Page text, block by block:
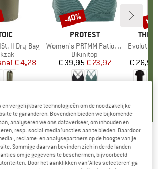
II Dry Bag
Prijs
Verlaagde prijs
€ 4,28
MERK
PROTEST
Artikel
Women's PRTMM Patio Triangle
Productgroep
Bikinitop
Prijs
€ 39,95Verlaagde prijs
€ 23,97
Korting
-40%
MERK
THE
Artikel
Evolution
€ 26,95
tot
Active Extreme X CN L/S -
en vergelijkbare technologieën om de noodzakelijke
te garanderen. Bovendien bieden we bijkomende
analyseren we ons dataverkeer, om inhouden en
resp. social-mediafuncties aan te bieden. Daardoor
, reclame- en analysepartners op de hoogte van je
Sommige daarvan bevinden zich in derde landen
om je gegevens te beschermen, bijvoorbeeld
Door het aanklikken van ‘Alles selecteren’ ga